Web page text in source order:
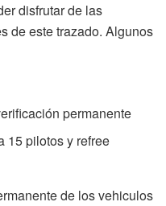
disfrutar de las
de este trazado. Algunos
permanente
15 pilotos y refree
de los vehiculos